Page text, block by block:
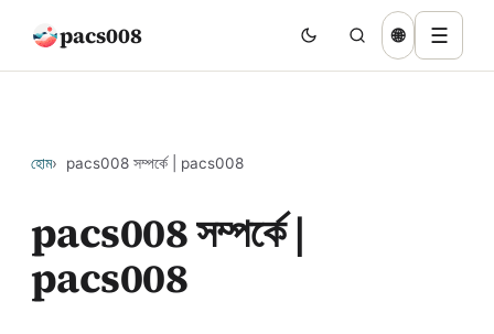
pacs008 🌐 ☰
হোম pacs008 সম্পর্কে | pacs008
pacs008 সম্পর্কে |
pacs008